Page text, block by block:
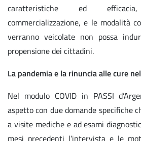
caratteristiche ed
commercializzazione, e le modalità
verranno veicolate non possa
propensione dei cittadini.
La pandemia e la rinuncia alle cure
Nel modulo COVID in PASSI
aspetto con due domande specifiche
a visite mediche e ad esami